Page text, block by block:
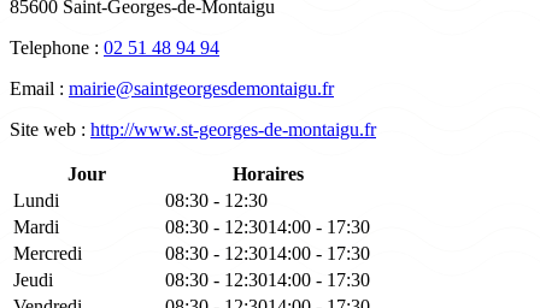
85600 Saint-Georges-de-Montaigu
Telephone : 02 51 48 94 94
Email : mairie@saintgeorgesdemontaigu.fr
Site web : http://www.st-georges-de-montaigu.fr
Jour
Horaires
Lundi
08:30 - 12:30
Mardi
08:30 - 12:3014:00 - 17:30
Mercredi
08:30 - 12:3014:00 - 17:30
Jeudi
08:30 - 12:3014:00 - 17:30